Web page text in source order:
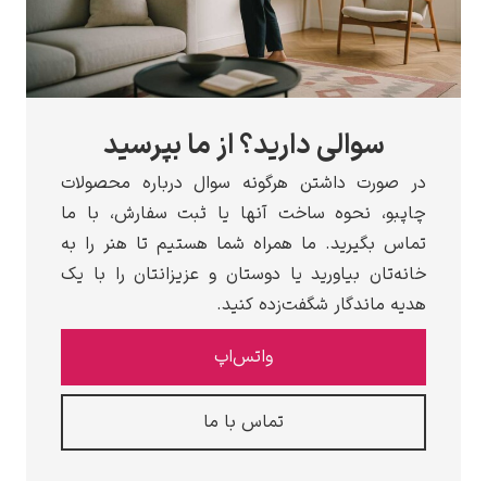
سوالی دارید؟ از ما بپرسید
در صورت داشتن هرگونه سوال درباره محصولات
چاپبو، نحوه ساخت آنها یا ثبت سفارش، با ما
تماس بگیرید. ما همراه شما هستیم تا هنر را به
خانه‌تان بیاورید یا دوستان و عزیزانتان را با یک
هدیه ماندگار شگفت‌زده کنید.
واتس‌اپ
تماس با ما